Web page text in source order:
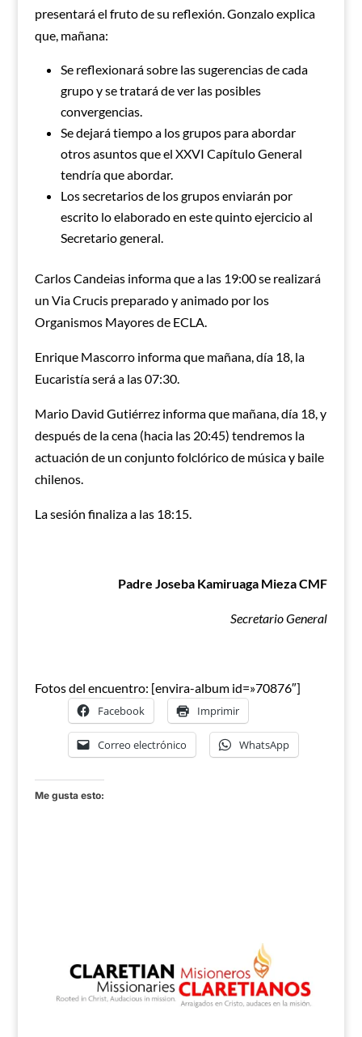
presentará el fruto de su reflexión. Gonzalo explica
que, mañana:
Se reflexionará sobre las sugerencias de cada
grupo y se tratará de ver las posibles
convergencias.
Se dejará tiempo a los grupos para abordar
otros asuntos que el XXVI Capítulo General
tendría que abordar.
Los secretarios de los grupos enviarán por
escrito lo elaborado en este quinto ejercicio al
Secretario general.
Carlos Candeias informa que a las 19:00 se realizará
un Via Crucis preparado y animado por los
Organismos Mayores de ECLA.
Enrique Mascorro informa que mañana, día 18, la
Eucaristía será a las 07:30.
Mario David Gutiérrez informa que mañana, día 18, y
después de la cena (hacia las 20:45) tendremos la
actuación de un conjunto folclórico de música y baile
chilenos.
La sesión finaliza a las 18:15.
Padre Joseba Kamiruaga Mieza CMF
Secretario General
Fotos del encuentro: [envira-album id=»70876″]
Facebook Imprimir
Correo electrónico WhatsApp
Me gusta esto: